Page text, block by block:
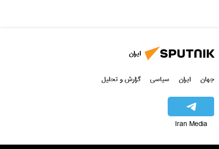
ایران
جهان ایران سیاسی گزارش و تحلیل
Iran Media